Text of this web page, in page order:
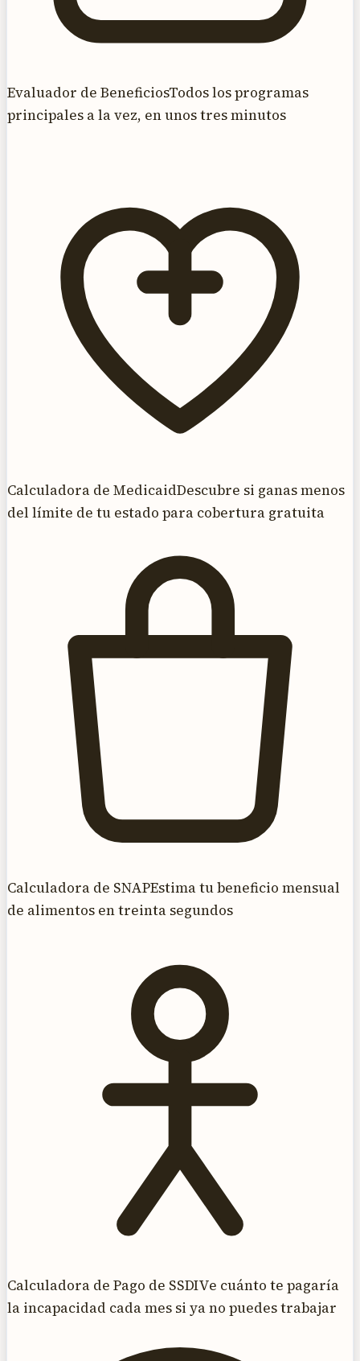
Evaluador de BeneficiosTodos los programas
principales a la vez, en unos tres minutos
Calculadora de MedicaidDescubre si ganas menos
del límite de tu estado para cobertura gratuita
Calculadora de SNAPEstima tu beneficio mensual
de alimentos en treinta segundos
Calculadora de Pago de SSDIVe cuánto te pagaría
la incapacidad cada mes si ya no puedes trabajar